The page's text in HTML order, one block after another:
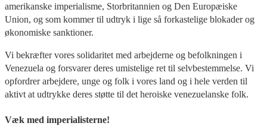
amerikanske imperialisme, Storbritannien og Den Europæiske
Union, og som kommer til udtryk i lige så forkastelige blokader og
økonomiske sanktioner.
Vi bekræfter vores solidaritet med arbejderne og befolkningen i
Venezuela og forsvarer deres umistelige ret til selvbestemmelse. Vi
opfordrer arbejdere, unge og folk i vores land og i hele verden til
aktivt at udtrykke deres støtte til det heroiske venezuelanske folk.
Væk med imperialisterne!